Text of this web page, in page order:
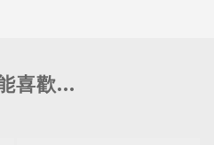
喜歡...